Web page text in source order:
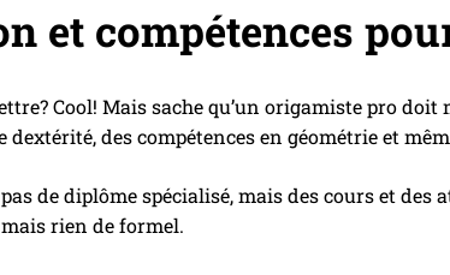
et compétences
Cool! Mais sache qu’un origamiste pro
dextérité, des compétences en géométrie et
de diplôme spécialisé, mais des cours et
rien de formel.